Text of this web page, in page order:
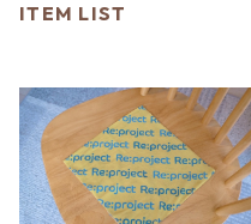
ITEM LIST